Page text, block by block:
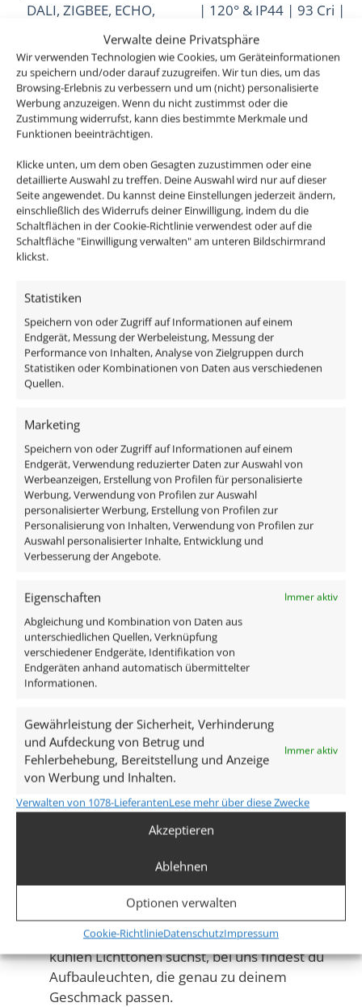
Verwalte deine Privatsphäre
Wir verwenden Technologien wie Cookies, um Geräteinformationen
zu speichern und/oder darauf zuzugreifen. Wir tun dies, um das
Browsing-Erlebnis zu verbessern und um (nicht) personalisierte
Werbung anzuzeigen. Wenn du nicht zustimmst oder die
Zustimmung widerrufst, kann dies bestimmte Merkmale und
Funktionen beeinträchtigen.
Klicke unten, um dem oben Gesagten zuzustimmen oder eine
detaillierte Auswahl zu treffen. Deine Auswahl wird nur auf dieser
Seite angewendet. Du kannst deine Einstellungen jederzeit ändern,
einschließlich des Widerrufs deiner Einwilligung, indem du die
Schaltflächen in der Cookie-Richtlinie verwendest oder auf die
Schaltfläche "Einwilligung verwalten" am unteren Bildschirmrand
klickst.
Statistiken
Speichern von oder Zugriff auf Informationen auf einem
Endgerät, Messung der Werbeleistung, Messung der
Performance von Inhalten, Analyse von Zielgruppen durch
Statistiken oder Kombinationen von Daten aus verschiedenen
Quellen.
Marketing
Speichern von oder Zugriff auf Informationen auf einem
Endgerät, Verwendung reduzierter Daten zur Auswahl von
Werbeanzeigen, Erstellung von Profilen für personalisierte
Werbung, Verwendung von Profilen zur Auswahl
personalisierter Werbung, Erstellung von Profilen zur
Personalisierung von Inhalten, Verwendung von Profilen zur
Auswahl personalisierter Inhalte, Entwicklung und
Verbesserung der Angebote.
Eigenschaften Immer aktiv
Abgleichung und Kombination von Daten aus
unterschiedlichen Quellen, Verknüpfung
verschiedener Endgeräte, Identifikation von
Endgeräten anhand automatisch übermittelter
Informationen.
Gewährleistung der Sicherheit, Verhinderung
und Aufdeckung von Betrug und
Fehlerbehebung, Bereitstellung und Anzeige
von Werbung und Inhalten.
Immer aktiv
Verwalten von 1078-LieferantenLese mehr über diese Zwecke
Akzeptieren
Ablehnen
Optionen verwalten
Cookie-RichtlinieDatenschutzImpressum
DALI, ZIGBEE, ECHO,
Loxone, GOOGLE, 1-10V,
HUE, usw. | Forma Tube
IP44
ab52,99€
inkl. MwSt. zzgl.Versandkosten
Lieferzeit:1-3 Tage
| 120° & IP44 | 93 Cri |
Aluminium | Forma Aqua
Tube | weiß
ab 48,99€
inkl. MwSt. zzgl.
Versandkosten
Lieferzeit:1-3 Tage
1 2 3 →
Luxvenum
Unsere Auswahl an Aufbauleuchten für den
Außenbereich bietet eine beeindruckende Vielfalt, um
jeden Außenraum zu erhellen und zu transformieren.
und Lampen, findest du bei uns genau das Richtige, um
Deinen Garten, Terrasse oder Eingangsbereich ins
rechte Licht zu rücken. Entdecke jetzt unsere Auswahl
und lasse Dich von der Qualität und Vielfalt unserer
Produkte überzeugen. Jetzt stöbern und die ideale
Außenbeleuchtung finden!
Entdecke die Vielfalt: Außen-
Aufbaustrahler, die begeistern
Wenn es um die Beleuchtung deines Außenbereichs
geht, sind die Möglichkeiten bei Luxvenum nahezu
grenzenlos. Unsere Außen-Aufbaustrahler setzen
neue Maßstäbe in Sachen Design, Funktionalität und
schaffen einen ästhetischen Mehrwert für deinen
Garten, die Terrasse oder den Eingangsbereich. Die
Highlights unseres Sortiments sind:
Energieeffizienz trifft auf Stil:Unsere LED-
Aufbaustrahler sind sowohl energieeffizient als
modernen bis hin zu klassischen Designs – finde
die perfekte Ergänzung für deinen
Außenbereich.
Vielfalt in Farbe:Ob du nach warmen oder
kühlen Lichttönen suchst, bei uns findest du
Aufbauleuchten, die genau zu deinem
Geschmack passen.